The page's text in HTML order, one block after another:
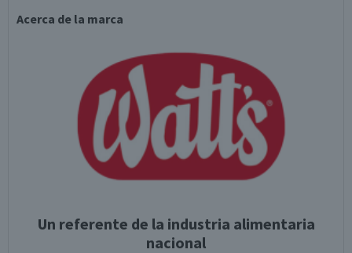
Acerca de la marca
Un referente de la industria alimentaria
nacional